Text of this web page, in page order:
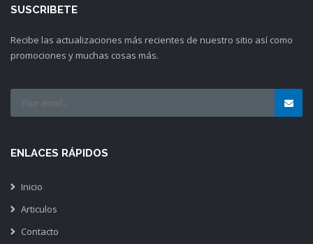
SUSCRIBETE
Recibe las actualizaciones más recientes de nuestro sitio así como
promociones y muchas cosas más.
ENLACES RÁPIDOS
Inicio
Articulos
Contacto